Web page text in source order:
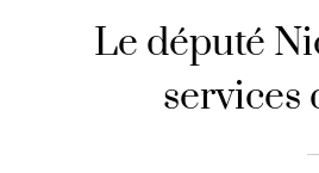
Le député
services